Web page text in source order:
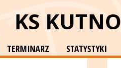
KS KUTNO
TERMINARZ STATYSTYKI